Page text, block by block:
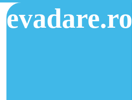
evadare.ro